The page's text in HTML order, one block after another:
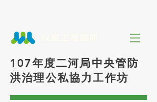
107年度二河局中央管防
洪治理公私協力工作坊